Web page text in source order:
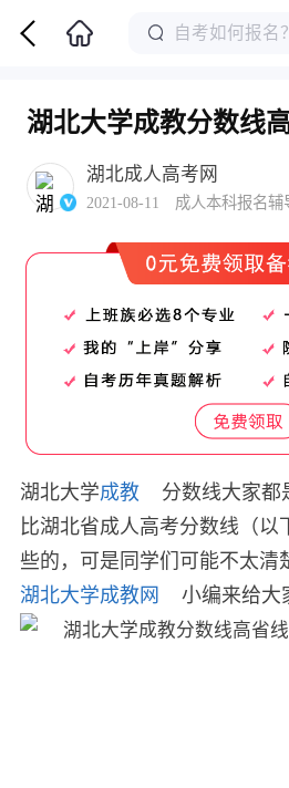
湖北大学成教分数线
湖北成人高考网
2021-08-11 成人本科报名辅
湖北大学成教
分数线大家都
比湖北省成人高考分数线（以
些的，可是同学们可能不太清
湖北大学成教网
小编来给大